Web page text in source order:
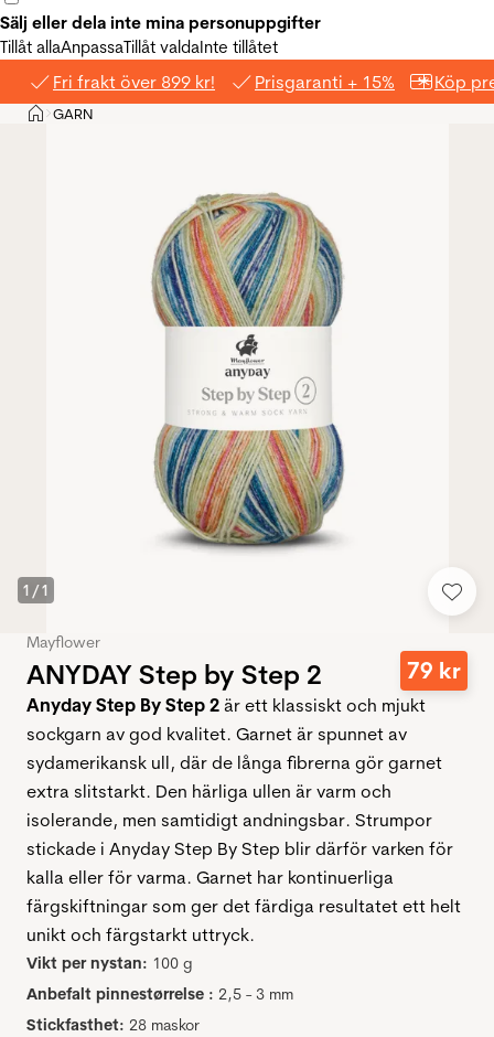
Sälj eller dela inte mina personuppgifter
Tillåt allaAnpassaTillåt valdaInte tillåtet
Fri frakt över 899 kr! Prisgaranti + 15% Köp
Hem
>GARN
1 /1
Mayflower
ANYDAY Step by Step 2 79 kr
Anyday Step By Step 2 är ett klassiskt och mjukt
sockgarn av god kvalitet. Garnet är spunnet av
sydamerikansk ull, där de långa fibrerna gör garnet
extra slitstarkt. Den härliga ullen är varm och
isolerande, men samtidigt andningsbar. Strumpor
stickade i Anyday Step By Step blir därför varken för
kalla eller för varma. Garnet har kontinuerliga
färgskiftningar som ger det färdiga resultatet ett helt
unikt och färgstarkt uttryck.
Vikt per nystan: 100 g
Anbefalt pinnestørrelse : 2,5 - 3 mm
Stickfasthet: 28 maskor